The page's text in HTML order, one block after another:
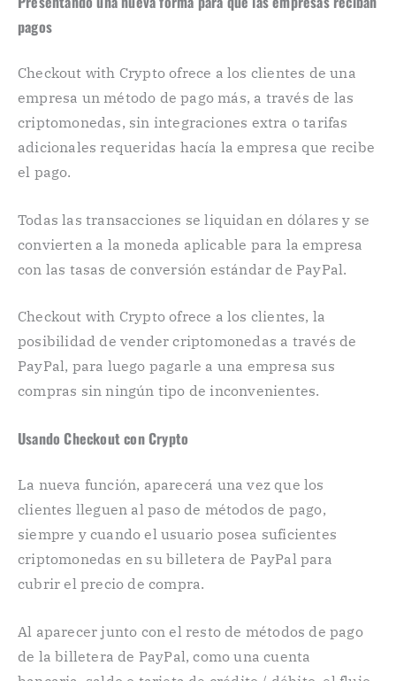
pagos
Checkout with Crypto ofrece a los clientes de una
empresa un método de pago más, a través de las
criptomonedas, sin integraciones extra o tarifas
adicionales requeridas hacía la empresa que recibe
el pago.
Todas las transacciones se liquidan en dólares y se
convierten a la moneda aplicable para la empresa
con las tasas de conversión estándar de PayPal.
Checkout with Crypto ofrece a los clientes, la
posibilidad de vender criptomonedas a través de
PayPal, para luego pagarle a una empresa sus
compras sin ningún tipo de inconvenientes.
Usando Checkout con Crypto
La nueva función, aparecerá una vez que los
clientes lleguen al paso de métodos de pago,
siempre y cuando el usuario posea suficientes
criptomonedas en su billetera de PayPal para
cubrir el precio de compra.
Al aparecer junto con el resto de métodos de pago
de la billetera de PayPal, como una cuenta